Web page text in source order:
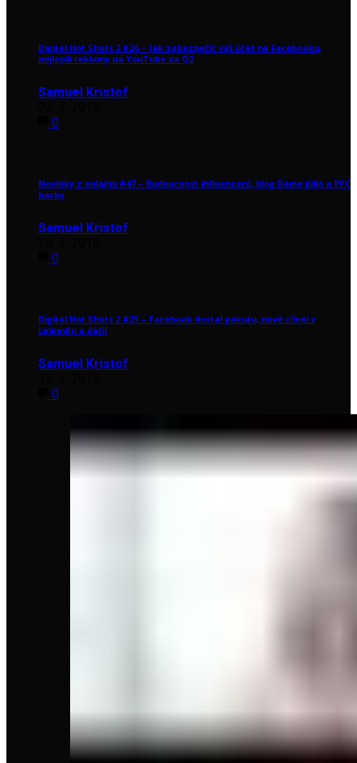
Digital Hot Shots 2 #26 – Jak zabezpečit váš účet na Facebooku,
nejlepší reklamy na YouTube za Q2
Samuel Kristof
0
Novinky z onlajnu #47 – Budoucnost influencerů, blog Dáme jídlo a PPC
hacky
Samuel Kristof
0
Digital Hot Shots 2 #25 – Facebook dostal pokutu, nové cílení v
LinkedIn a další
Samuel Kristof
0